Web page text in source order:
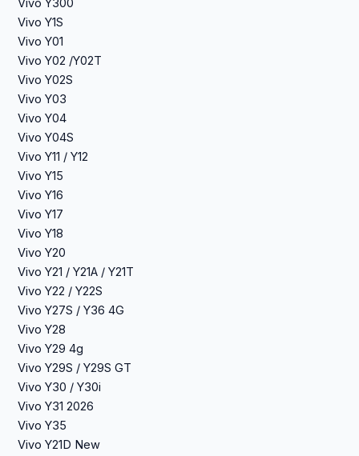
Vivo Y300
Vivo Y1S
Vivo Y01
Vivo Y02 /Y02T
Vivo Y02S
Vivo Y03
Vivo Y04
Vivo Y04S
Vivo Y11 / Y12
Vivo Y15
Vivo Y16
Vivo Y17
Vivo Y18
Vivo Y20
Vivo Y21 / Y21A / Y21T
Vivo Y22 / Y22S
Vivo Y27S / Y36 4G
Vivo Y28
Vivo Y29 4g
Vivo Y29S / Y29S GT
Vivo Y30 / Y30i
Vivo Y31 2026
Vivo Y35
Vivo Y21D New